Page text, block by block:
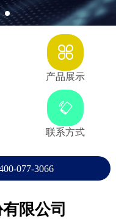
产品展示
联系方式
077-3066
限公司